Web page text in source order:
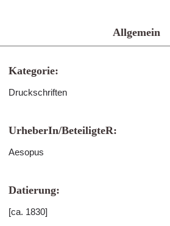
Allgemein
Kategorie:
Druckschriften
UrheberIn/BeteiligteR:
Aesopus
Datierung:
[ca. 1830]